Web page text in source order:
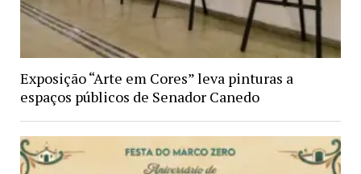
Exposição “Arte em Cores” leva pinturas a
espaços públicos de Senador Canedo